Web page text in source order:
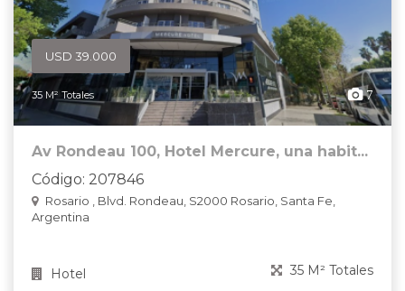
USD 39.000
35 M² Totales 7
Av Rondeau 100, Hotel Mercure, una habit...
Código: 207846
Rosario , Blvd. Rondeau, S2000 Rosario, Santa Fe,
Argentina
Hotel 35 M² Totales